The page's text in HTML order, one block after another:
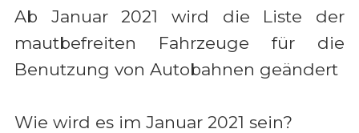
Ab Januar 2021 wird die Liste der
mautbefreiten Fahrzeuge für die
Benutzung von Autobahnen geändert
Wie wird es im Januar 2021 sein?